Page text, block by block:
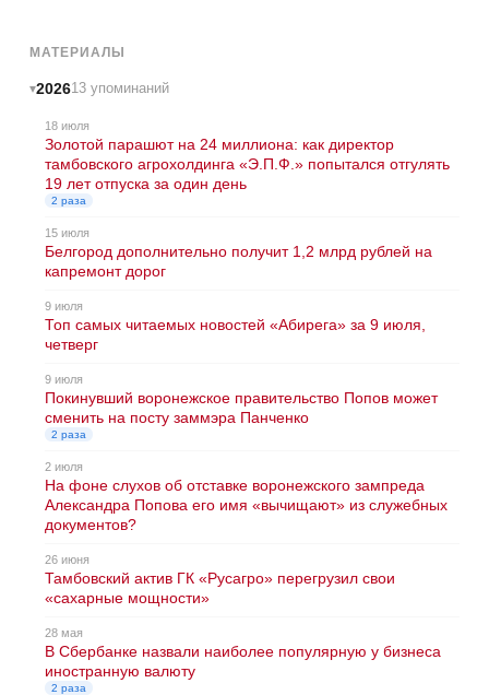
МАТЕРИАЛЫ
202613 упоминаний
18 июля
Золотой парашют на 24 миллиона: как директор
тамбовского агрохолдинга «Э.П.Ф.» попытался отгулять
19 лет отпуска за один день
2 раза
15 июля
Белгород дополнительно получит 1,2 млрд рублей на
капремонт дорог
9 июля
Топ самых читаемых новостей «Абирега» за 9 июля,
четверг
9 июля
Покинувший воронежское правительство Попов может
сменить на посту заммэра Панченко
2 раза
2 июля
На фоне слухов об отставке воронежского зампреда
Александра Попова его имя «вычищают» из служебных
документов?
26 июня
Тамбовский актив ГК «Русагро» перегрузил свои
«сахарные мощности»
28 мая
В Сбербанке назвали наиболее популярную у бизнеса
иностранную валюту
2 раза